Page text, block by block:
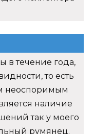
в течение года,
то есть
неоспоримым
наличие
так у моего
румянец.